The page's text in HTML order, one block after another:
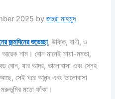
2025 byজহুরা মাহমুদ
জন্মদিনের শুভেচ্ছা, উক্তি, বাণী, ও
আরেক নাম। বোন মানেই মায়া-মমতা,
বোন, যার আদর, ভালোবাসা এবং স্নেহ
সেই ঘরে আনন্দ এবং ভালোবাসা
মতো ফাঁকা।